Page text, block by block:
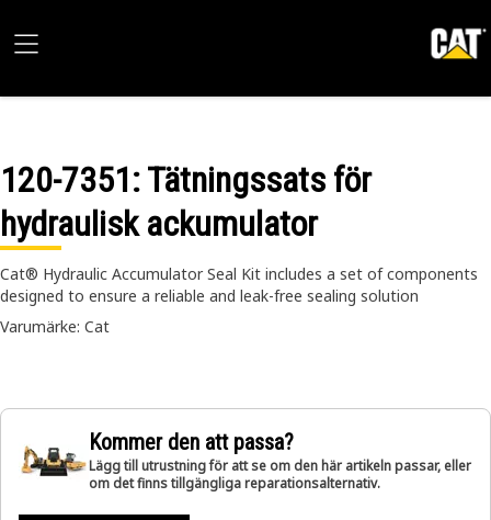
120-7351: Tätningssats för
hydraulisk ackumulator
Cat® Hydraulic Accumulator Seal Kit includes a set of components
designed to ensure a reliable and leak-free sealing solution
Varumärke: Cat
Kommer den att passa?
Lägg till utrustning för att se om den här artikeln passar, eller
om det finns tillgängliga reparationsalternativ.